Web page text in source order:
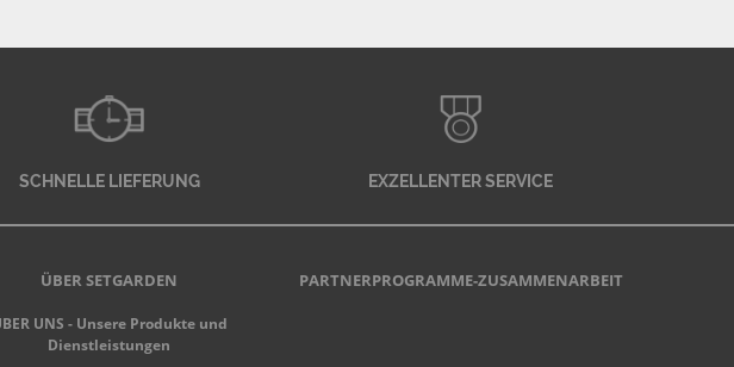
SCHNELLE LIEFERUNG EXZELLENTER SERVICE
ÜBER SETGARDEN
UNS - Unsere Produkte und
Dienstleistungen
PARTNERPROGRAMME-ZUSAMMENARBEIT